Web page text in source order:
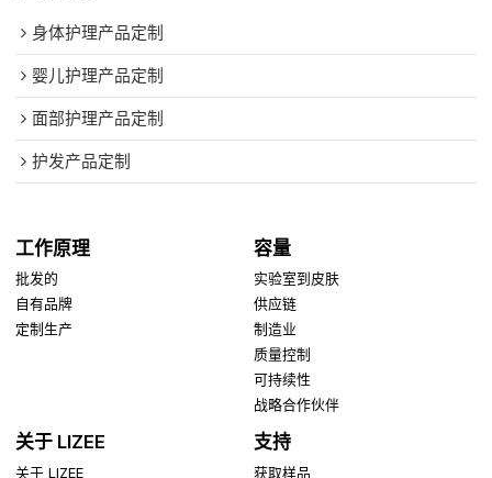
身体护理产品定制
婴儿护理产品定制
面部护理产品定制
护发产品定制
工作原理
批发的
自有品牌
定制生产
容量
实验室到皮肤
供应链
制造业
质量控制
可持续性
战略合作伙伴
关于 LIZEE
关于 LIZEE
支持
获取样品